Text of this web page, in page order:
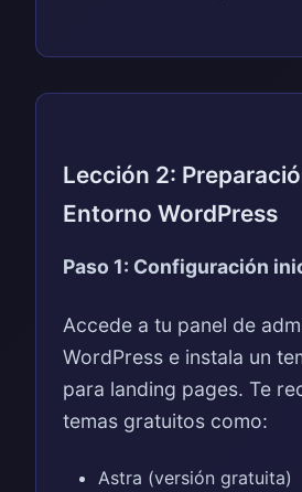
Lección 2:
Entorno WordPress
Paso 1: Configuración
Accede a tu panel de
WordPress e instala un
para landing pages. Te
temas gratuitos como:
Astra (versión gratuita)